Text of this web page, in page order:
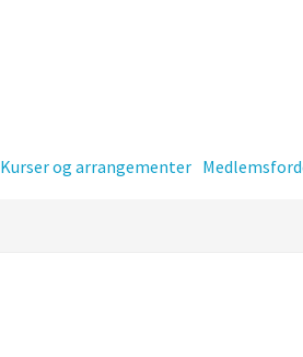
Kurser og arrangementer